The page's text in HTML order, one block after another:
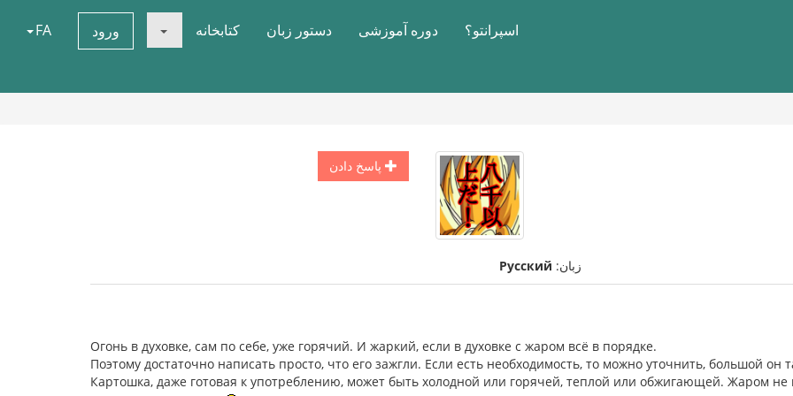
اسپرانتو؟ دوره آموزشی دستور زبان کتابخانه ورود FA
پاسخ دادن
زبان: Русский
Огонь в духовке, сам по себе, уже горячий. И жаркий, если в духовке с жаром всё в порядке.
Поэтому достаточно написать просто, что его зажгли. Если есть необходимость, то можно уточнить, большой он
Картошка, даже готовая к употреблению, может быть холодной или горячей, теплой или обжигающей. Жаром не